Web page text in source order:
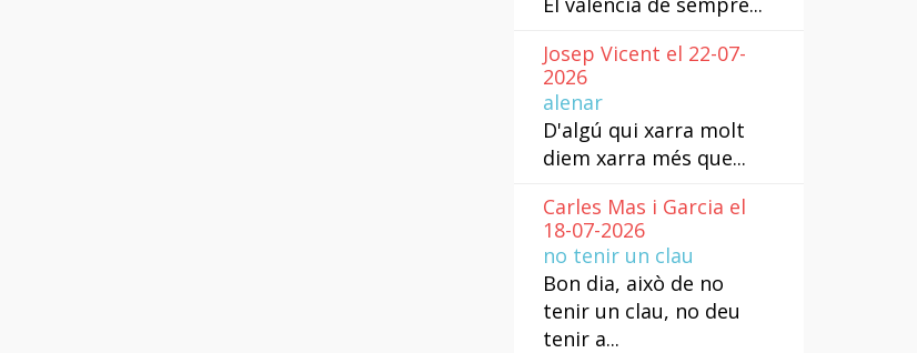
Josep Vicent el 22-07-
2026
alenar
D'algú qui xarra molt
diem xarra més que...
Carles Mas i Garcia el
18-07-2026
no tenir un clau
Bon dia, això de no
tenir un clau, no deu
tenir a...